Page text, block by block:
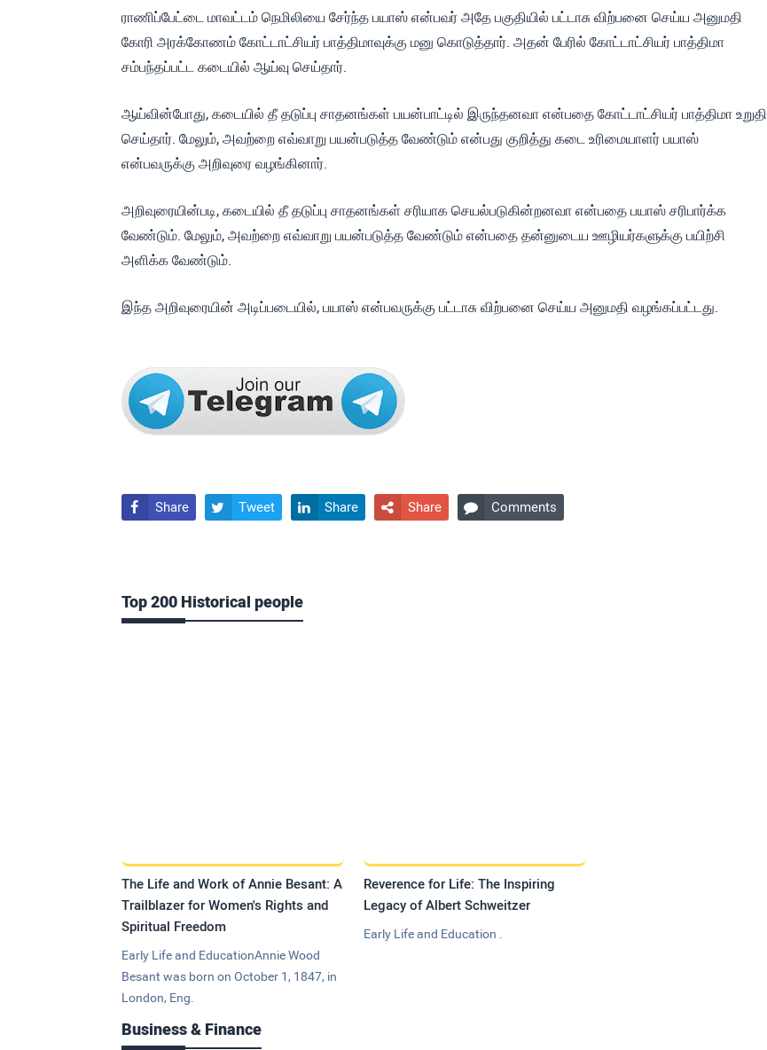
ராணிப்பேட்டை மாவட்டம் நெமிலியை சேர்ந்த பயாஸ் என்பவர் அதே பகுதியில் பட்டாசு விற்பனை செய்ய அனுமதி
கோரி அரக்கோணம் கோட்டாட்சியர் பாத்திமாவுக்கு மனு கொடுத்தார். அதன் பேரில் கோட்டாட்சியர் பாத்திமா
சம்பந்தப்பட்ட கடையில் ஆய்வு செய்தார்.
ஆய்வின்போது, கடையில் தீ தடுப்பு சாதனங்கள் பயன்பாட்டில் இருந்தனவா என்பதை கோட்டாட்சியர் பாத்திமா உறுதி
செய்தார். மேலும், அவற்றை எவ்வாறு பயன்படுத்த வேண்டும் என்பது குறித்து கடை உரிமையாளர் பயாஸ்
என்பவருக்கு அறிவுரை வழங்கினார்.
அறிவுரையின்படி, கடையில் தீ தடுப்பு சாதனங்கள் சரியாக செயல்படுகின்றனவா என்பதை பயாஸ் சரிபார்க்க
வேண்டும். மேலும், அவற்றை எவ்வாறு பயன்படுத்த வேண்டும் என்பதை தன்னுடைய ஊழியர்களுக்கு பயிற்சி
அளிக்க வேண்டும்.
இந்த அறிவுரையின் அடிப்படையில், பயாஸ் என்பவருக்கு பட்டாசு விற்பனை செய்ய அனுமதி வழங்கப்பட்டது.
 Share  Tweet  Share  Share  Comments
Top 200 Historical people
The Life and Work of Annie Besant: A
Trailblazer for Women's Rights and
Spiritual Freedom
Early Life and EducationAnnie Wood
Besant was born on October 1, 1847, in
London, Eng.
Reverence for Life: The Inspiring
Legacy of Albert Schweitzer
Early Life and Education .
Business & Finance